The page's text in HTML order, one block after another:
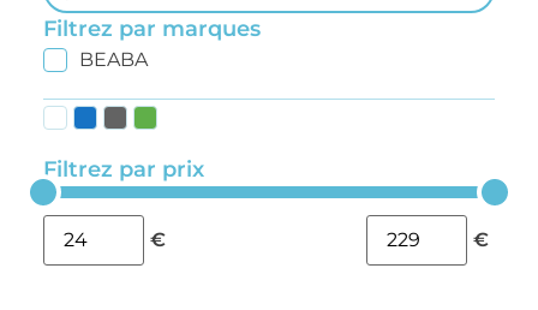
Filtrez par marques
BEABA
Filtrez par prix
€ €